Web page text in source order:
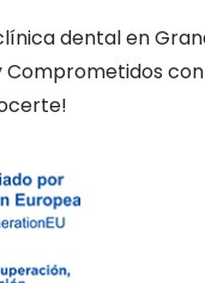
dental en
Comprometidos